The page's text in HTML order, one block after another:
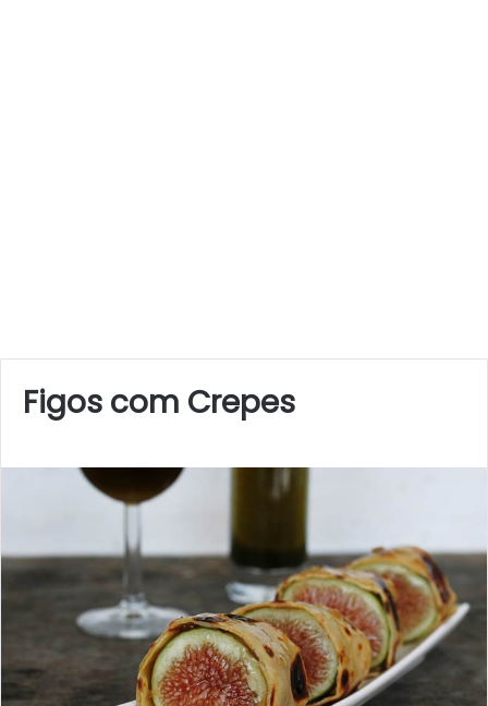
Figos com Crepes